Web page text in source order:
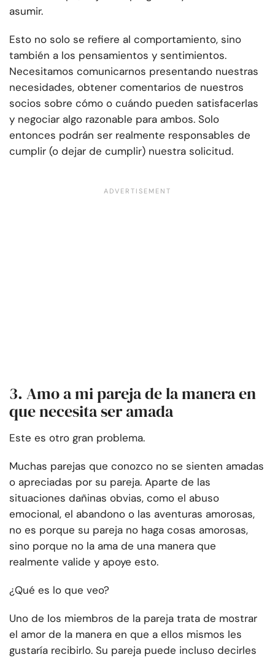
asumir.
Esto no solo se refiere al comportamiento, sino
también a los pensamientos y sentimientos.
Necesitamos comunicarnos presentando nuestras
necesidades, obtener comentarios de nuestros
socios sobre cómo o cuándo pueden satisfacerlas
y negociar algo razonable para ambos. Solo
entonces podrán ser realmente responsables de
cumplir (o dejar de cumplir) nuestra solicitud.
3. Amo a mi pareja de la manera en
que necesita ser amada
Este es otro gran problema.
Muchas parejas que conozco no se sienten amadas
o apreciadas por su pareja. Aparte de las
situaciones dañinas obvias, como el abuso
emocional, el abandono o las aventuras amorosas,
no es porque su pareja no haga cosas amorosas,
sino porque no la ama de una manera que
realmente valide y apoye esto.
¿Qué es lo que veo?
Uno de los miembros de la pareja trata de mostrar
el amor de la manera en que a ellos mismos les
gustaría recibirlo. Su pareja puede incluso decirles